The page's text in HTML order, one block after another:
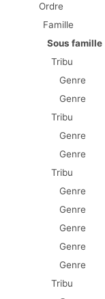
Ordre
Famille
Sous famille
Tribu
Genre
Genre
Tribu
Genre
Genre
Tribu
Genre
Genre
Genre
Genre
Genre
Tribu